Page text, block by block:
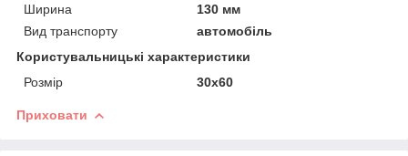
Ширина
130 мм
Вид транспорту
автомобіль
Користувальницькі характеристики
Розмір
30х60
Приховати